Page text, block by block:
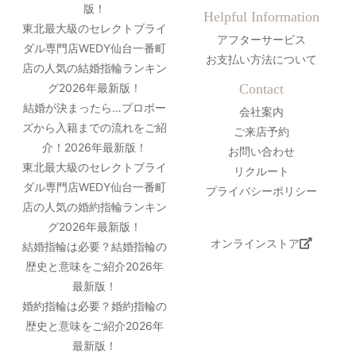
版！
東北最大級のセレクトブライ
ダル専門店WEDY仙台一番町
店の人気の結婚指輪ランキン
グ2026年最新版！
結婚が決まったら…プロポー
ズから入籍までの流れをご紹
介！2026年最新版！
東北最大級のセレクトブライ
ダル専門店WEDY仙台一番町
店の人気の婚約指輪ランキン
グ2026年最新版！
結婚指輪は必要？結婚指輪の
歴史と意味をご紹介2026年
最新版！
婚約指輪は必要？婚約指輪の
歴史と意味をご紹介2026年
最新版！
Helpful Information
アフターサービス
お支払い方法について
Contact
会社案内
ご来店予約
お問い合わせ
リクルート
プライバシーポリシー
オンラインストア